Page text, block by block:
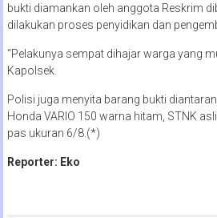
bukti diamankan oleh anggota Reskrim
dilakukan proses penyidikan dan
“Pelakunya sempat dihajar warga yang
Kapolsek.
Polisi juga menyita barang bukti
Honda VARIO 150 warna hitam, STNK
pas ukuran 6/8.(*)
Reporter: Eko